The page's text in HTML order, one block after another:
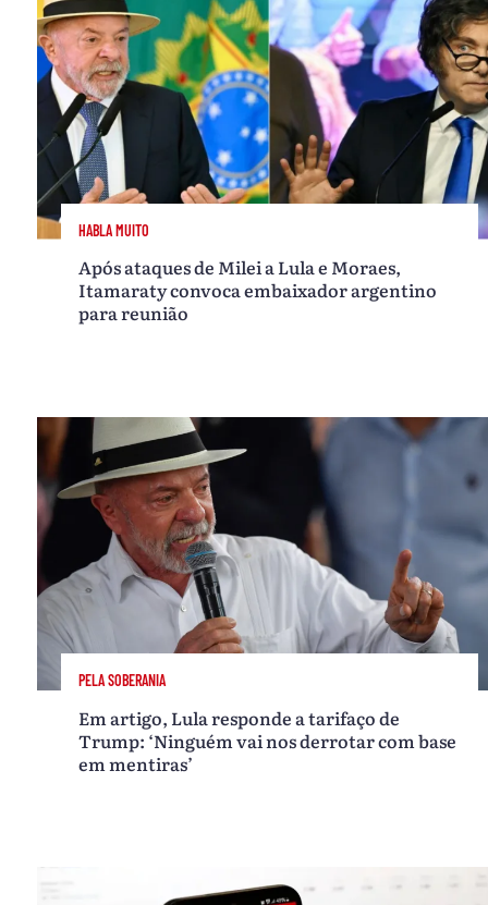
HABLA MUITO
Após ataques de Milei a Lula e Moraes,
Itamaraty convoca embaixador argentino
para reunião
PELA SOBERANIA
Em artigo, Lula responde a tarifaço de
Trump: ‘Ninguém vai nos derrotar com base
em mentiras’